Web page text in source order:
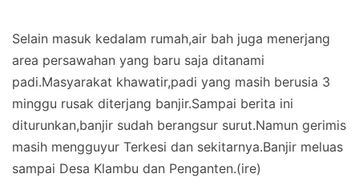
Selain masuk kedalam rumah,air bah juga menerjang
area persawahan yang baru saja ditanami
padi.Masyarakat khawatir,padi yang masih berusia 3
minggu rusak diterjang banjir.Sampai berita ini
diturunkan,banjir sudah berangsur surut.Namun gerimis
masih mengguyur Terkesi dan sekitarnya.Banjir meluas
sampai Desa Klambu dan Penganten.(ire)